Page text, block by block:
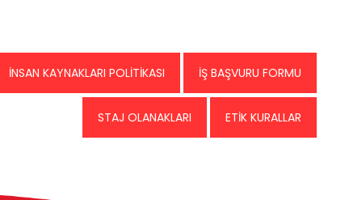
İNSAN KAYNAKLARI POLİTİKASI İŞ BAŞVURU FORMU
STAJ OLANAKLARI ETİK KURALLAR